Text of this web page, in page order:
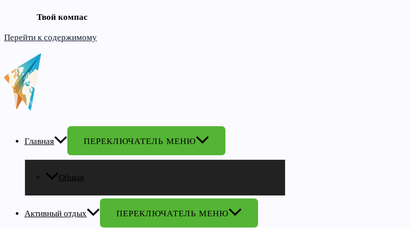
Твой компас
Перейти к содержимому
Главная ПЕРЕКЛЮЧАТЕЛЬ МЕНЮ
Общая
Активный отдых ПЕРЕКЛЮЧАТЕЛЬ МЕНЮ